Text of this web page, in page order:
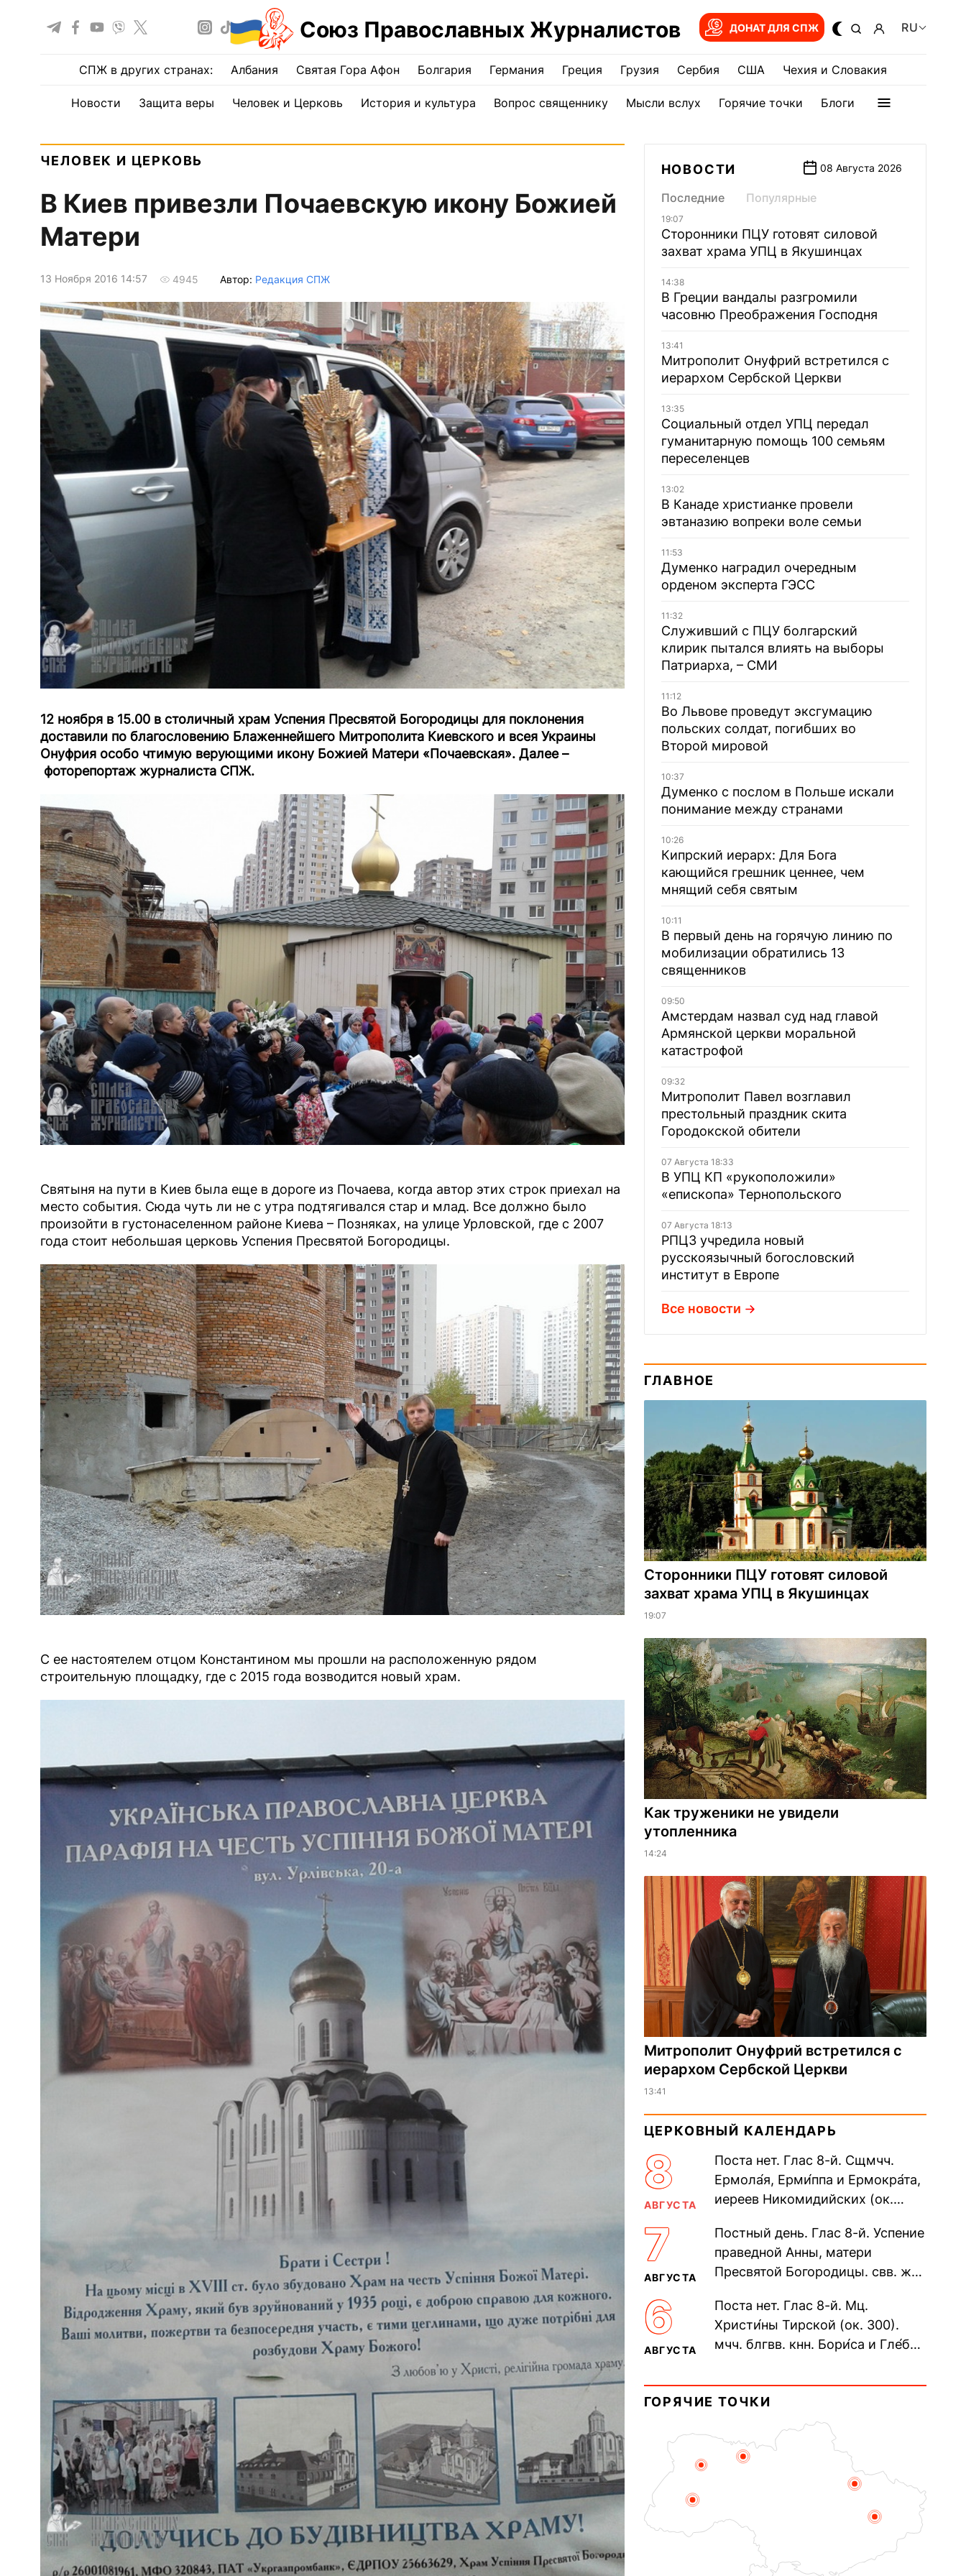
Союз Православных Журналистов ДОНАТ ДЛЯ СПЖ RU
СПЖ в других странах: Албания Святая Гора Афон Болгария Германия Греция Грузия Сербия США Чехия и Словакия
Новости Защита веры Человек и Церковь История и культура Вопрос священнику Мысли вслух Горячие точки Блоги
ЧЕЛОВЕК И ЦЕРКОВЬ
В Киев привезли Почаевскую икону Божией
Матери
13 Ноября 2016 14:57 4945 Автор: Редакция СПЖ
12 ноября в 15.00 в столичный храм Успения Пресвятой Богородицы для поклонения
доставили по благословению Блаженнейшего Митрополита Киевского и всея Украины
Онуфрия особо чтимую верующими икону Божией Матери «Почаевская». Далее –
фоторепортаж журналиста СПЖ.
Святыня на пути в Киев была еще в дороге из Почаева, когда автор этих строк приехал на
место события. Сюда чуть ли не с утра подтягивался стар и млад. Все должно было
произойти в густонаселенном районе Киева – Позняках, на улице Урловской, где с 2007
года стоит небольшая церковь Успения Пресвятой Богородицы.
С ее настоятелем отцом Константином мы прошли на расположенную рядом
строительную площадку, где с 2015 года возводится новый храм.
НОВОСТИ 08 Августа 2026
Последние Популярные
19:07
Сторонники ПЦУ готовят силовой
захват храма УПЦ в Якушинцах
14:38
В Греции вандалы разгромили
часовню Преображения Господня
13:41
Митрополит Онуфрий встретился с
иерархом Сербской Церкви
13:35
Социальный отдел УПЦ передал
гуманитарную помощь 100 семьям
переселенцев
13:02
В Канаде христианке провели
эвтаназию вопреки воле семьи
11:53
Думенко наградил очередным
орденом эксперта ГЭСС
11:32
Служивший с ПЦУ болгарский
клирик пытался влиять на выборы
Патриарха, – СМИ
11:12
Во Львове проведут эксгумацию
польских солдат, погибших во
Второй мировой
10:37
Думенко с послом в Польше искали
понимание между странами
10:26
Кипрский иерарх: Для Бога
кающийся грешник ценнее, чем
мнящий себя святым
10:11
В первый день на горячую линию по
мобилизации обратились 13
священников
09:50
Амстердам назвал суд над главой
Армянской церкви моральной
катастрофой
09:32
Митрополит Павел возглавил
престольный праздник скита
Городокской обители
07 Августа 18:33
В УПЦ КП «рукоположили»
«епископа» Тернопольского
07 Августа 18:13
РПЦЗ учредила новый
русскоязычный богословский
институт в Европе
Все новости
ГЛАВНОЕ
Сторонники ПЦУ готовят силовой
захват храма УПЦ в Якушинцах
19:07
Как труженики не увидели
утопленника
14:24
Митрополит Онуфрий встретился с
иерархом Сербской Церкви
13:41
ЦЕРКОВНЫЙ КАЛЕНДАРЬ
8
АВГУСТА
Поста нет. Глас 8-й. Сщмчч.
Ермола́я, Ерми́ппа и Ермокра́та,
иереев Никомидийских (ок.
Печерского, в Ближних
пещерах...
7
АВГУСТА
Постный день. Глас 8-й. Успение
праведной Анны, матери
Пресвятой Богородицы. свв. жен
прп. Евпракси́и девы,...
6
АВГУСТА
Поста нет. Глас 8-й. Мц.
Христи́ны Тирской (ок. 300).
мчч. блгвв. кнн. Бори́са и Гле́ба,
Дави́да (1015). Прп....
ГОРЯЧИЕ ТОЧКИ